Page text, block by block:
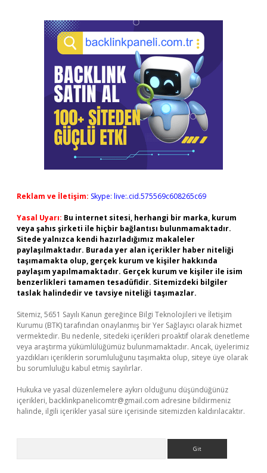
Reklam ve İletişim: Skype: live:.cid.575569c608265c69
Yasal Uyarı: Bu internet sitesi, herhangi bir marka, kurum
veya şahıs şirketi ile hiçbir bağlantısı bulunmamaktadır.
Sitede yalnızca kendi hazırladığımız makaleler
paylaşılmaktadır. Burada yer alan içerikler haber niteliği
taşımamakta olup, gerçek kurum ve kişiler hakkında
paylaşım yapılmamaktadır. Gerçek kurum ve kişiler ile isim
benzerlikleri tamamen tesadüfidir. Sitemizdeki bilgiler
taslak halindedir ve tavsiye niteliği taşımazlar.
Sitemiz, 5651 Sayılı Kanun gereğince Bilgi Teknolojileri ve İletişim
Kurumu (BTK) tarafından onaylanmış bir Yer Sağlayıcı olarak hizmet
vermektedir. Bu nedenle, sitedeki içerikleri proaktif olarak denetleme
veya araştırma yükümlülüğümüz bulunmamaktadır. Ancak, üyelerimiz
yazdıkları içeriklerin sorumluluğunu taşımakta olup, siteye üye olarak
bu sorumluluğu kabul etmiş sayılırlar.
Hukuka ve yasal düzenlemelere aykırı olduğunu düşündüğünüz
içerikleri, backlinkpanelicomtr@gmail.com adresine bildirmeniz
halinde, ilgili içerikler yasal süre içerisinde sitemizden kaldırılacaktır.